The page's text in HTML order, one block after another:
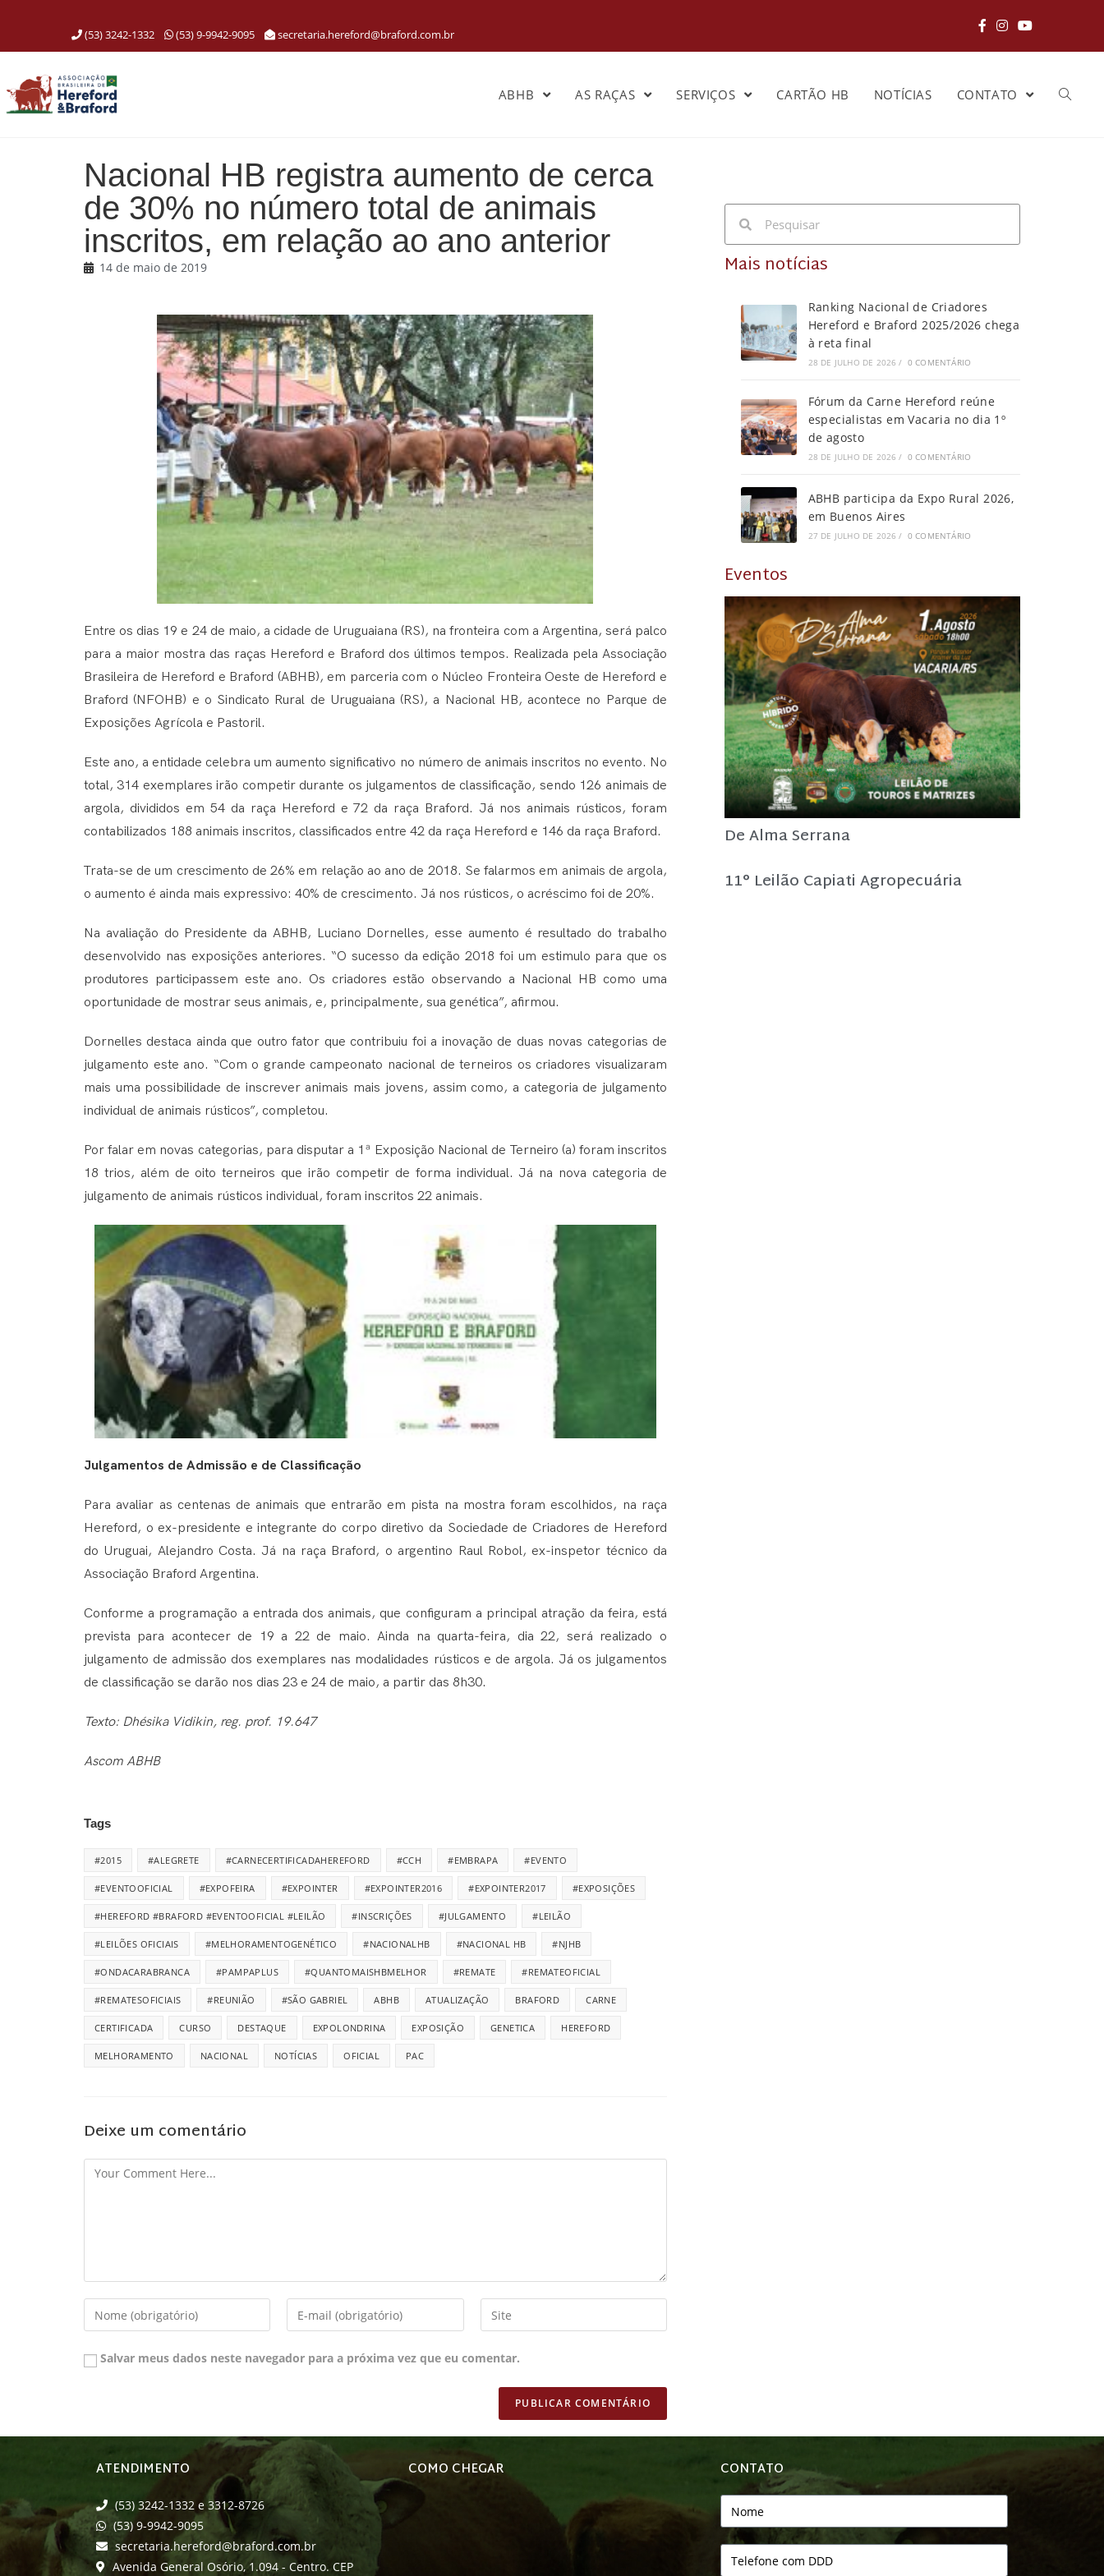
(53) 3242-1332 (53) 9-9942-9095 secretaria.hereford@braford.com.br
ABHB AS RAÇAS SERVIÇOS CARTÃO HB NOTÍCIAS CONTATO
Nacional HB registra aumento de cerca
de 30% no número total de animais
inscritos, em relação ao ano anterior
14 de maio de 2019
Entre os dias 19 e 24 de maio, a cidade de Uruguaiana (RS), na fronteira com a Argentina, será palco
para a maior mostra das raças Hereford e Braford dos últimos tempos. Realizada pela Associação
Brasileira de Hereford e Braford (ABHB), em parceria com o Núcleo Fronteira Oeste de Hereford e
Braford (NFOHB) e o Sindicato Rural de Uruguaiana (RS), a Nacional HB, acontece no Parque de
Exposições Agrícola e Pastoril.
Este ano, a entidade celebra um aumento significativo no número de animais inscritos no evento. No
total, 314 exemplares irão competir durante os julgamentos de classificação, sendo 126 animais de
argola, divididos em 54 da raça Hereford e 72 da raça Braford. Já nos animais rústicos, foram
contabilizados 188 animais inscritos, classificados entre 42 da raça Hereford e 146 da raça Braford.
Trata-se de um crescimento de 26% em relação ao ano de 2018. Se falarmos em animais de argola,
o aumento é ainda mais expressivo: 40% de crescimento. Já nos rústicos, o acréscimo foi de 20%.
Na avaliação do Presidente da ABHB, Luciano Dornelles, esse aumento é resultado do trabalho
desenvolvido nas exposições anteriores. “O sucesso da edição 2018 foi um estimulo para que os
produtores participassem este ano. Os criadores estão observando a Nacional HB como uma
oportunidade de mostrar seus animais, e, principalmente, sua genética”, afirmou.
Dornelles destaca ainda que outro fator que contribuiu foi a inovação de duas novas categorias de
julgamento este ano. “Com o grande campeonato nacional de terneiros os criadores visualizaram
mais uma possibilidade de inscrever animais mais jovens, assim como, a categoria de julgamento
individual de animais rústicos”, completou.
Por falar em novas categorias, para disputar a 1ª Exposição Nacional de Terneiro (a) foram inscritos
18 trios, além de oito terneiros que irão competir de forma individual. Já na nova categoria de
julgamento de animais rústicos individual, foram inscritos 22 animais.
Julgamentos de Admissão e de Classificação
Para avaliar as centenas de animais que entrarão em pista na mostra foram escolhidos, na raça
Hereford, o ex-presidente e integrante do corpo diretivo da Sociedade de Criadores de Hereford
do Uruguai, Alejandro Costa. Já na raça Braford, o argentino Raul Robol, ex-inspetor técnico da
Associação Braford Argentina.
Conforme a programação a entrada dos animais, que configuram a principal atração da feira, está
prevista para acontecer de 19 a 22 de maio. Ainda na quarta-feira, dia 22, será realizado o
julgamento de admissão dos exemplares nas modalidades rústicos e de argola. Já os julgamentos
de classificação se darão nos dias 23 e 24 de maio, a partir das 8h30.
Texto: Dhésika Vidikin, reg. prof. 19.647
Ascom ABHB
Tags
#2015 #ALEGRETE #CARNECERTIFICADAHEREFORD #CCH #EMBRAPA #EVENTO
#EVENTOOFICIAL #EXPOFEIRA #EXPOINTER #EXPOINTER2016 #EXPOINTER2017 #EXPOSIÇÕES
#HEREFORD #BRAFORD #EVENTOOFICIAL #LEILÃO #INSCRIÇÕES #JULGAMENTO #LEILÃO
#LEILÕES OFICIAIS #MELHORAMENTOGENÉTICO #NACIONALHB #NACIONAL HB #NJHB
#ONDACARABRANCA #PAMPAPLUS #QUANTOMAISHBMELHOR #REMATE #REMATEOFICIAL
#REMATESOFICIAIS #REUNIÃO #SÃO GABRIEL ABHB ATUALIZAÇÃO BRAFORD CARNE
CERTIFICADA CURSO DESTAQUE EXPOLONDRINA EXPOSIÇÃO GENETICA HEREFORD
MELHORAMENTO NACIONAL NOTÍCIAS OFICIAL PAC
Deixe um comentário
Salvar meus dados neste navegador para a próxima vez que eu comentar.
Mais notícias
Ranking Nacional de Criadores
Hereford e Braford 2025/2026 chega
à reta final
28 DE JULHO DE 2026 / 0 COMENTÁRIO
Fórum da Carne Hereford reúne
especialistas em Vacaria no dia 1º
de agosto
28 DE JULHO DE 2026 / 0 COMENTÁRIO
ABHB participa da Expo Rural 2026,
em Buenos Aires
27 DE JULHO DE 2026 / 0 COMENTÁRIO
Eventos
De Alma Serrana
11° Leilão Capiati Agropecuária
ATENDIMENTO
(53) 3242-1332 e 3312-8726
(53) 9-9942-9095
secretaria.hereford@braford.com.br
Avenida General Osório, 1.094 - Centro. CEP
COMO CHEGAR CONTATO